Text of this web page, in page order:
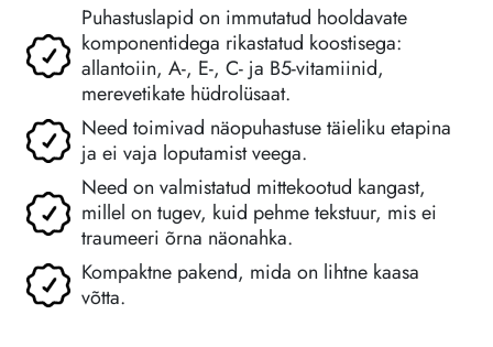
Puhastuslapid on immutatud hooldavate
komponentidega rikastatud koostisega:
allantoiin, A-, E-, C- ja B5-vitamiinid,
merevetikate hüdrolüsaat.
Need toimivad näopuhastuse täieliku etapina
ja ei vaja loputamist veega.
Need on valmistatud mittekootud kangast,
millel on tugev, kuid pehme tekstuur, mis ei
traumeeri õrna näonahka.
Kompaktne pakend, mida on lihtne kaasa
võtta.